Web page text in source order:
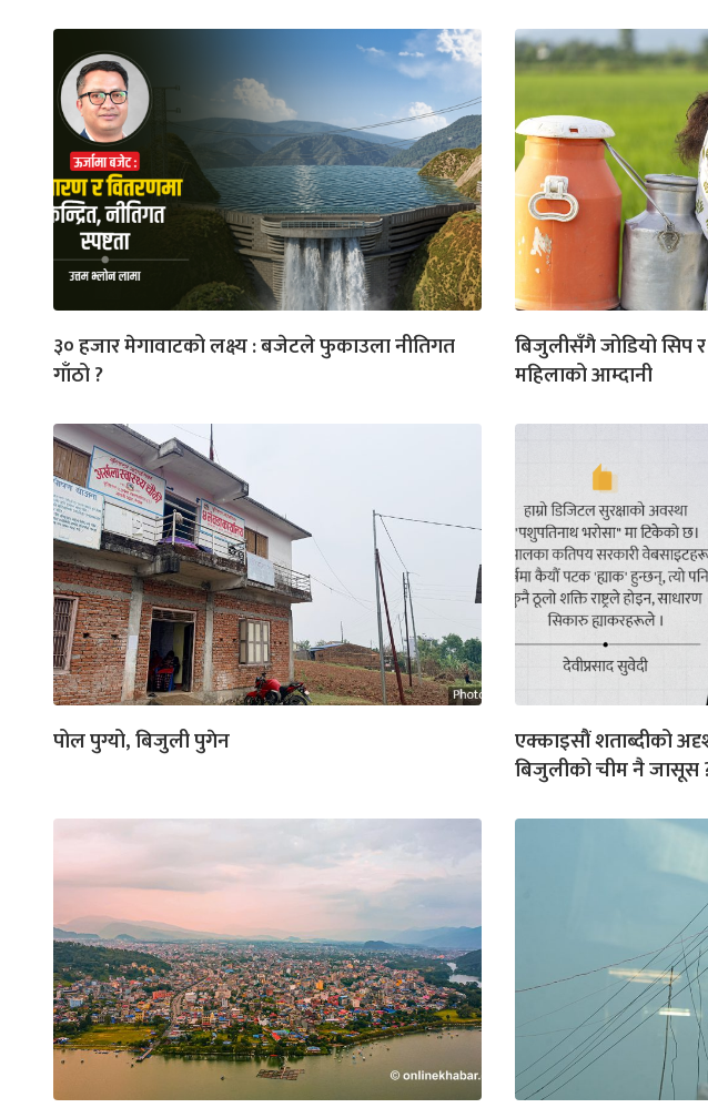
३० हजार मेगावाटको लक्ष्य : बजेटले फुकाउला नीतिगत
गाँठो ?
बिजुलीसँगै जोडियो सिप
महिलाको आम्दानी
पोल पुग्यो, बिजुली पुगेन
एक्काइसौं शताब्दीको
बिजुलीको चीम नै जासूस